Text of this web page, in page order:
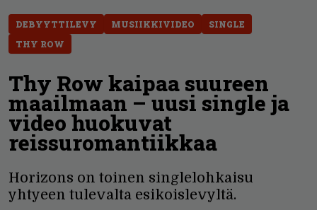
DEBYYTTILEVY MUSIIKKIVIDEO
SINGLE
THY ROW
Thy Row kaipaa suureen
maailmaan – uusi single ja
video huokuvat
reissuromantiikkaa
Horizons on toinen singlelohkaisu
yhtyeen tulevalta esikoislevyltä.